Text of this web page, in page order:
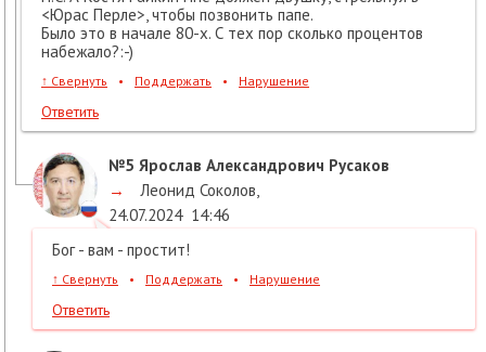
<Юрас Перле>, чтобы позвонить папе.
Было это в начале 80-х. С тех пор сколько процентов
набежало?:-)
↑ Свернуть • Поддержать • Нарушение
Ответить
№5 Ярослав Александрович Русаков
→
Леонид Соколов,
24.07.2024 14:46
Бог - вам - простит!
↑ Свернуть • Поддержать • Нарушение
Ответить